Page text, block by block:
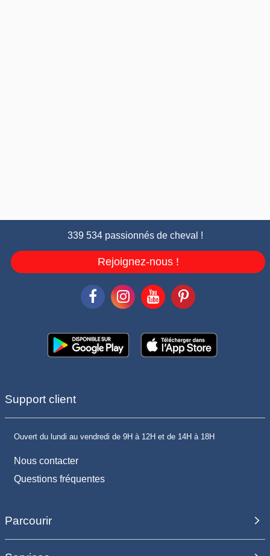
339 534 passionnés de cheval !
Rejoignez-nous !
Support client
Ouvert du lundi au vendredi de 9H à 12H et de 14H à 18H
Nous contacter
Questions fréquentes
Parcourir